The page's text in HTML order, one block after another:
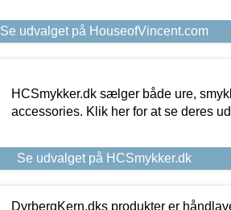
Se udvalget på HouseofVincent.com
HCSmykker.dk sælger både ure,
accessories. Klik her for at se deres
Se udvalget på HCSmykker.dk
DyrbergKern.dks produkter er